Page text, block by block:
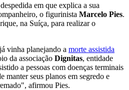
em que explica a sua
o figurinista Marcelo Pies.
na Suíça, para realizar o
vinha planejando a morte assistida
da associação Dignitas, entidade
a pessoas com doenças terminais
manter seus planos em segredo e
afirmou Pies.